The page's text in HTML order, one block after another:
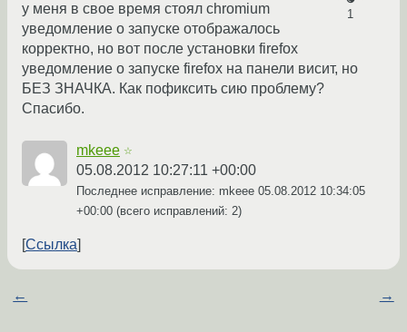
1
у меня в свое время стоял chromium
уведомление о запуске отображалось
корректно, но вот после установки firefox
уведомление о запуске firefox на панели висит, но
БЕЗ ЗНАЧКА. Как пофиксить сию проблему?
Спасибо.
mkeee ☆
05.08.2012 10:27:11 +00:00
Последнее исправление: mkeee 05.08.2012 10:34:05
+00:00 (всего исправлений: 2)
Ссылка
← →